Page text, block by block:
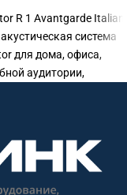
R 1 Avantgarde Italian
система
для дома, офиса,
аудитории,
оборудование и